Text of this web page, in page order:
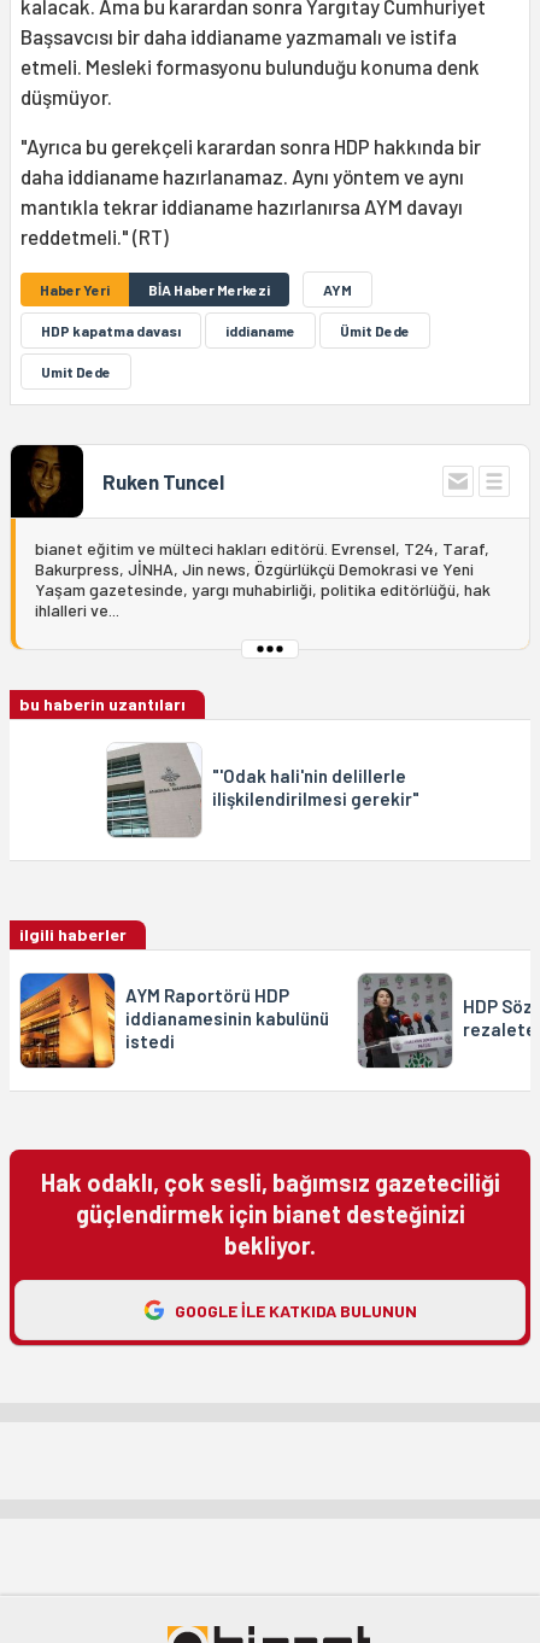
kalacak. Ama bu karardan sonra Yargıtay Cumhuriyet
Başsavcısı bir daha iddianame yazmamalı ve istifa
etmeli. Mesleki formasyonu bulunduğu konuma denk
düşmüyor.
"Ayrıca bu gerekçeli karardan sonra HDP hakkında bir
daha iddianame hazırlanamaz. Aynı yöntem ve aynı
mantıkla tekrar iddianame hazırlanırsa AYM davayı
reddetmeli." (RT)
Haber Yeri BİA Haber Merkezi AYM
HDP kapatma davası iddianame Ümit Dede
Umit Dede
Ruken Tuncel
bianet eğitim ve mülteci hakları editörü. Evrensel, T24, Taraf,
Bakurpress, JİNHA, Jin news, Özgürlükçü Demokrasi ve Yeni
Yaşam gazetesinde, yargı muhabirliği, politika editörlüğü, hak
ihlalleri ve...
bu haberin uzantıları
"'Odak hali'nin delillerle
ilişkilendirilmesi gerekir"
ilgili haberler
AYM Raportörü HDP
iddianamesinin kabulünü
istedi
HDP
rezalete
Hak odaklı, çok sesli, bağımsız gazeteciliği
güçlendirmek için bianet desteğinizi
bekliyor.
GOOGLE ILE KATKIDA BULUNUN